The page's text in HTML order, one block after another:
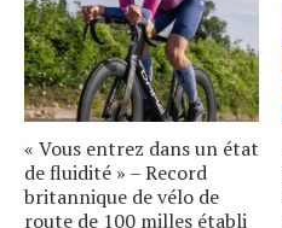
« Vous entrez dans un état
de fluidité » – Record
britannique de vélo de
route de 100 milles établi